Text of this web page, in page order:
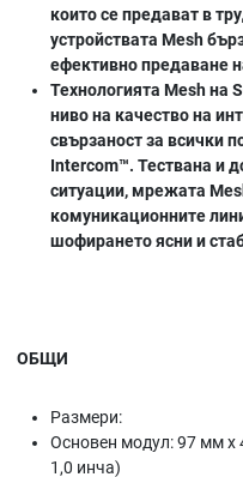
които се предават в
устройствата Mesh
ефективно предаване
Технологията Mesh на
ниво на качество на
свързаност за всички
Intercom™. Тествана и
ситуации, мрежата
комуникационните
шофирането ясни и
ОБЩИ
Размери:
Основен модул: 97 мм x
1,0 инча)